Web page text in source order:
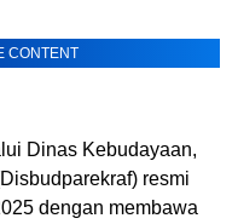
CONTENT
Dinas Kebudayaan,
resmi
dengan membawa